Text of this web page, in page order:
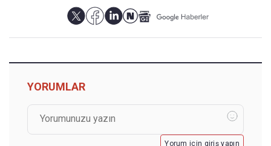
YORUMLAR
Yorum için giriş yapın